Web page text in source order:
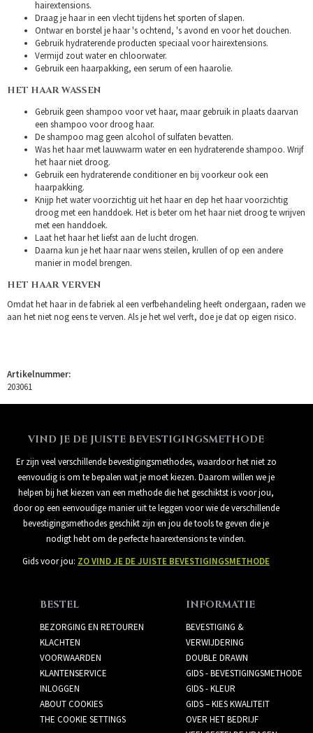
hairextensions.
Draag je haar in een vlecht tijdens het sporten of slapen.
Ontwar en borstel je haar 's ochtend, 's avond en voor het douchen.
Gebruik hydraterende producten speciaal voor hairextensions.
Vermijd zout water en chloorwater.
Gebruik een haarpakking, een serum of een haarolie.
HET HAAR WASSEN
Gebruik geen shampoo voor vet haar, maar gebruik in plaats daarvan
een shampoo voor droog haar.
De shampoo mag geen alcohol of sulfaten bevatten.
Was het haar met lauwwarm water en een hydraterende shampoo. Wrijf
het haar niet droog.
Gebruik een hydraterende conditioner en bij voorkeur ook een
haarpakking.
Knijp het water voorzichtig uit het haar en dep het haar voorzichtig
droog met een handdoek. Het is beter om het haar niet droog te wrijven
met een handdoek.
Laat het haar het liefst aan de lucht drogen.
Daarna kun je het haar naar wens steilen, krullen of op een andere
manier in model brengen.
HET HAAR VERVEN
Omdat het haar in de fabriek al een verfbehandeling heeft ondergaan, raden we
aan het niet nog eens te verven. Als je het wel verft, doe je dat op eigen risico.
Artikelnummer:
203061
VIND JE DE JUISTE BEVESTIGINGSMETHODE
Er zijn veel verschillende bevestigingsmethodes, waardoor het niet zo
eenvoudig is om te bepalen wat je moet kiezen. Daarom willen we je
helpen bij het kiezen van een methode die het geschiktst is voor jou,
door op een eenvoudige manier uit te leggen voor wie de verschillende
bevestigingsmethodes geschikt zijn en jou de tools te geven die je
nodigt hebt om de perfecte haarextensions te vinden.
Gids voor jou: ZO VIND JE DE JUISTE BEVESTIGINGSMETHODE
BESTEL
BEZORGING EN RETOUREN
KLACHTEN
VOORWAARDEN
KLANTENSERVICE
INLOGGEN
ABOUT COOKIES
THE COOKIE SETTINGS
INFORMATIE
BEVESTIGING &
VERWIJDERING
DOUBLE DRAWN
GIDS - BEVESTIGINGSMETHODE
GIDS - KLEUR
GIDS – KIES KWALITEIT
OVER HET BEDRIJF